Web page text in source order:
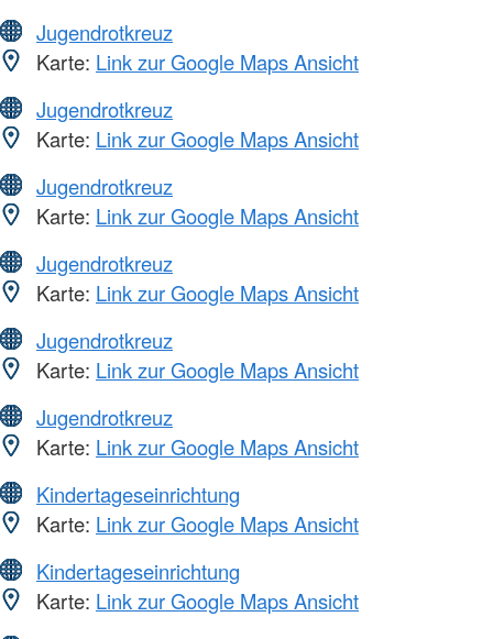
Jugendrotkreuz
Karte: Link zur Google Maps Ansicht
Jugendrotkreuz
Karte: Link zur Google Maps Ansicht
Jugendrotkreuz
Karte: Link zur Google Maps Ansicht
Jugendrotkreuz
Karte: Link zur Google Maps Ansicht
Jugendrotkreuz
Karte: Link zur Google Maps Ansicht
Jugendrotkreuz
Karte: Link zur Google Maps Ansicht
Kindertageseinrichtung
Karte: Link zur Google Maps Ansicht
Kindertageseinrichtung
Karte: Link zur Google Maps Ansicht